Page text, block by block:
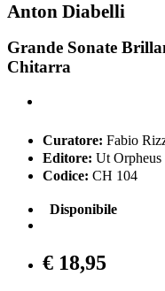
Anton Diabelli
Grande Sonate
Chitarra
Curatore: Fabio
Editore: Ut Orpheus
Codice: CH 104
Disponibile
€ 18,95